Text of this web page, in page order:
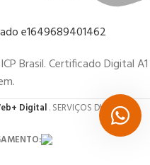
Brasil. Certificado Digital A1
Digital. SERVIÇOS DIGITAIS.